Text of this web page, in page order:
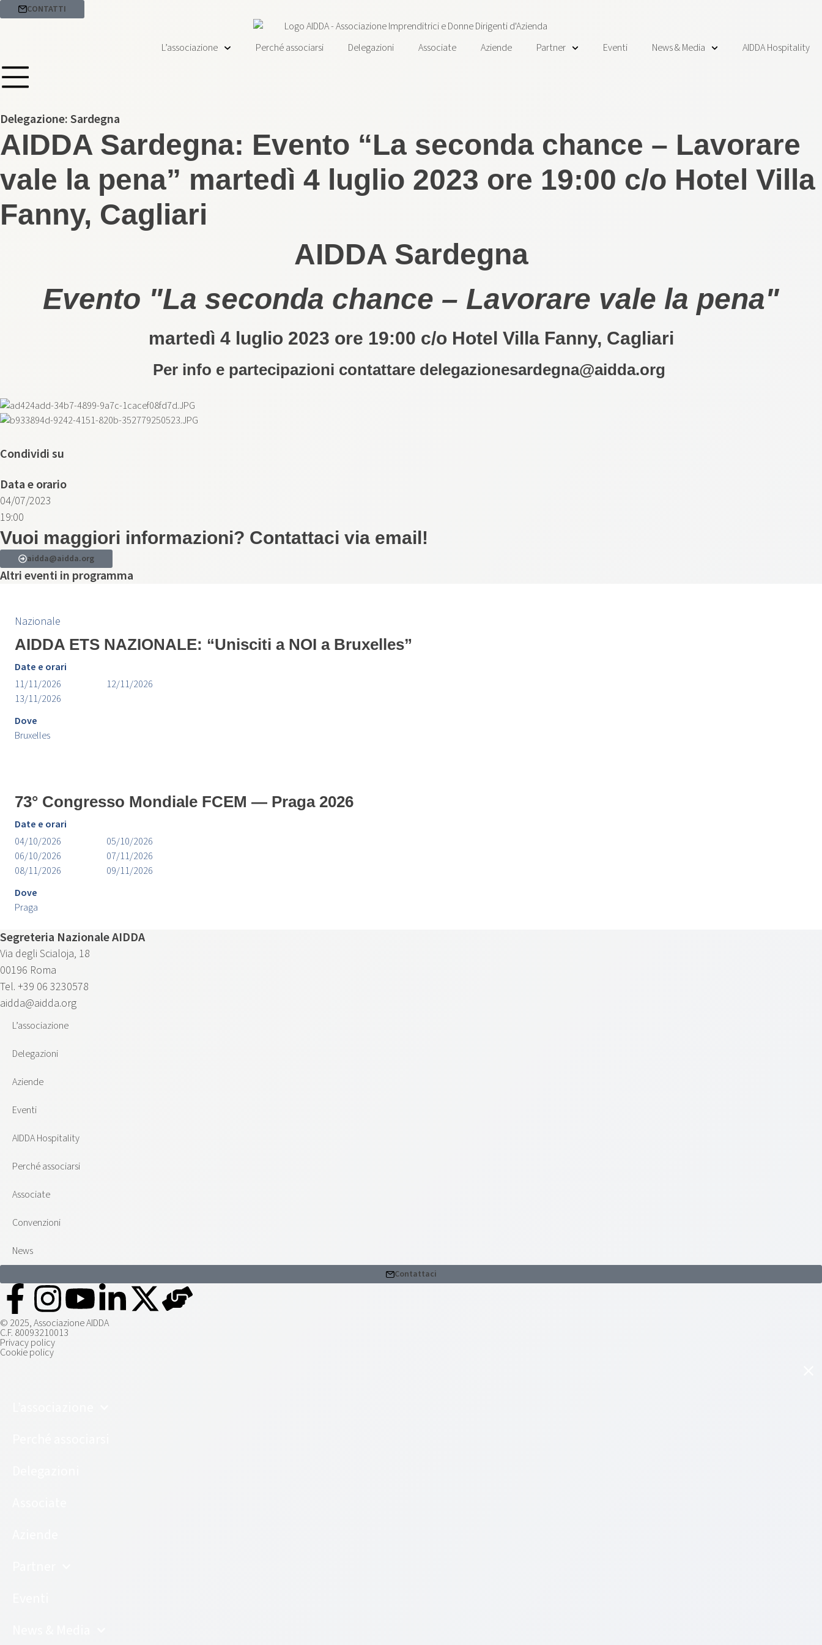
CONTATTI
L’associazione Perché associarsi Delegazioni Associate Aziende Partner Eventi News & Media AIDDA Hospitality
Delegazione:Sardegna
AIDDA Sardegna: Evento “La seconda chance – Lavorare
vale la pena” martedì 4 luglio 2023 ore 19:00 c/o Hotel Villa
Fanny, Cagliari
AIDDA Sardegna
Evento "La seconda chance – Lavorare vale la pena"
martedì 4 luglio 2023 ore 19:00 c/o Hotel Villa Fanny, Cagliari
Per info e partecipazioni contattare delegazionesardegna@aidda.org
Condividi su
Data e orario
04/07/2023
19:00
Vuoi maggiori informazioni? Contattaci via email!
aidda@aidda.org
Altri eventi in programma
Nazionale
AIDDA ETS NAZIONALE: “Unisciti a NOI a Bruxelles”
Date e orari
11/11/2026
12/11/2026
13/11/2026
Dove
Bruxelles
73° Congresso Mondiale FCEM — Praga 2026
Date e orari
04/10/2026
05/10/2026
06/10/2026
07/11/2026
08/11/2026
09/11/2026
Dove
Praga
Segreteria Nazionale AIDDA
Via degli Scialoja, 18
00196 Roma
Tel. +39 06 3230578
aidda@aidda.org
L’associazione
Delegazioni
Aziende
Eventi
AIDDA Hospitality
Perché associarsi
Associate
Convenzioni
News
Contattaci
© 2025, Associazione AIDDA
C.F. 80093210013
Privacy policy
Cookie policy